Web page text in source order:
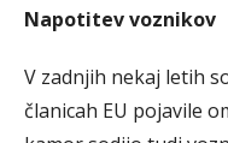
Napotitev voznikov
V zadnjih nekaj letih
članicah EU pojavile